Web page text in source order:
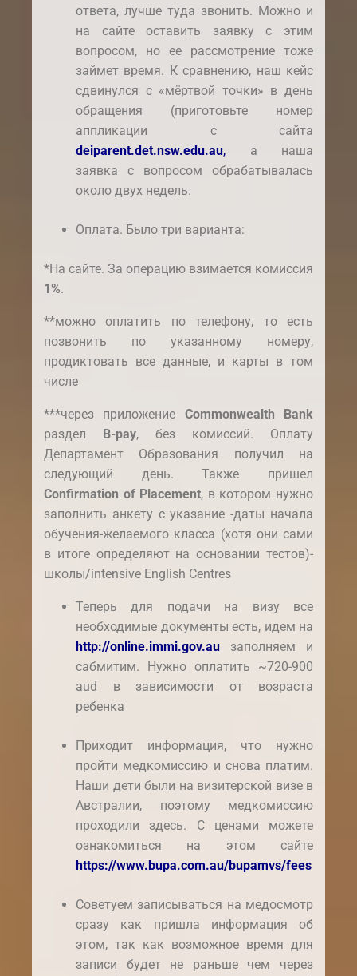
ответа, лучше туда звонить. Можно и
на сайте оставить заявку с этим
вопросом, но ее рассмотрение тоже
займет время. К сравнению, наш кейс
сдвинулся с «мёртвой точки» в день
обращения (приготовьте номер
аппликации с сайта
deiparent.det.nsw.edu.au, а наша
заявка с вопросом обрабатывалась
около двух недель.
Оплата. Было три варианта:
*На сайте. За операцию взимается комиссия
1%.
**можно оплатить по телефону, то есть
позвонить по указанному номеру,
продиктовать все данные, и карты в том
числе
***через приложение Commonwealth Bank
раздел B-pay, без комиссий. Оплату
Департамент Образования получил на
следующий день. Также пришел
Confirmation of Placement, в котором нужно
заполнить анкету с указание -даты начала
обучения-желаемого класса (хотя они сами
в итоге определяют на основании тестов)-
школы/intensive English Centres
Теперь для подачи на визу все
необходимые документы есть, идем на
http://online.immi.gov.au заполняем и
сабмитим. Нужно оплатить ~720-900
aud в зависимости от возраста
ребенка
Приходит информация, что нужно
пройти медкомиссию и снова платим.
Наши дети были на визитерской визе в
Австралии, поэтому медкомиссию
проходили здесь. С ценами можете
ознакомиться на этом сайте
https://www.bupa.com.au/bupamvs/fees
Советуем записываться на медосмотр
сразу как пришла информация об
этом, так как возможное время для
записи будет не раньше чем через